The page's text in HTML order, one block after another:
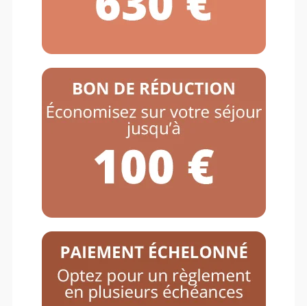
Enthusiasts
15+ 9.5